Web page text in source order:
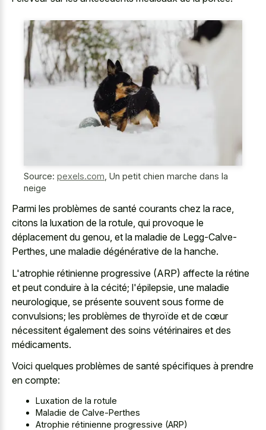
Source: pexels.com Un petit chien marche dans la
neige
Parmi les problèmes de santé courants chez la race,
citons la luxation de la rotule, qui provoque le
déplacement du genou, et la maladie de Legg-Calve-
Perthes, une maladie dégénérative de la hanche.
L'atrophie rétinienne progressive (ARP) affecte la rétine
et peut conduire à la cécité; l'épilepsie, une maladie
neurologique, se présente souvent sous forme de
convulsions; les problèmes de thyroïde et de cœur
nécessitent également des soins vétérinaires et des
médicaments.
Voici quelques problèmes de santé spécifiques à prendre
en compte:
Luxation de la rotule
Maladie de Calve-Perthes
Atrophie rétinienne progressive (ARP)